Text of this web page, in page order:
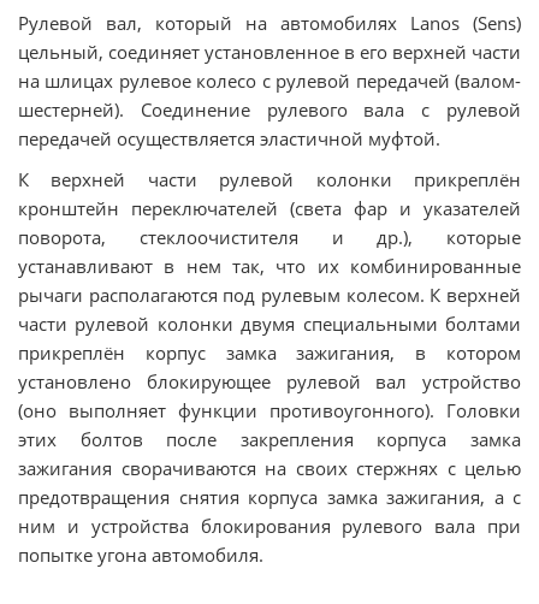
Рулевой вал, который на автомобилях Lanos (Sens)
цельный, соединяет установленное в его верхней части
на шлицах рулевое колесо с рулевой передачей (валом-
шестерней). Соединение рулевого вала с рулевой
передачей осуществляется эластичной муфтой.
К верхней части рулевой колонки прикреплён
кронштейн переключателей (света фар и указателей
поворота, стеклоочистителя и др.), которые
устанавливают в нем так, что их комбинированные
рычаги располагаются под рулевым колесом. К верхней
части рулевой колонки двумя специальными болтами
прикреплён корпус замка зажигания, в котором
установлено блокирующее рулевой вал устройство
(оно выполняет функции противоугонного). Головки
этих болтов после закрепления корпуса замка
зажигания сворачиваются на своих стержнях с целью
предотвращения снятия корпуса замка зажигания, а с
ним и устройства блокирования рулевого вала при
попытке угона автомобиля.